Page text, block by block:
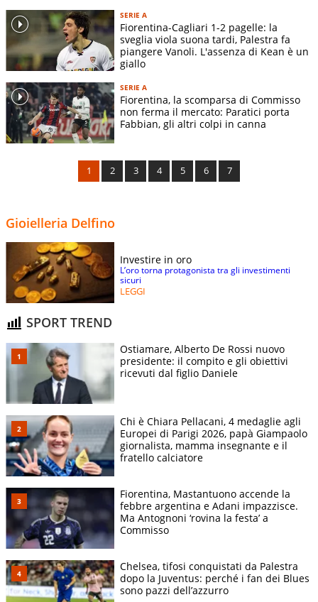
SERIE A
Fiorentina-Cagliari 1-2 pagelle: la
sveglia viola suona tardi, Palestra fa
piangere Vanoli. L'assenza di Kean è un
giallo
SERIE A
Fiorentina, la scomparsa di Commisso
non ferma il mercato: Paratici porta
Fabbian, gli altri colpi in canna
1 2 3 4 5 6 7
Gioielleria Delfino
Investire in oro
L’oro torna protagonista tra gli investimenti
sicuri
LEGGI
SPORT TREND
Ostiamare, Alberto De Rossi nuovo
presidente: il compito e gli obiettivi
ricevuti dal figlio Daniele
Chi è Chiara Pellacani, 4 medaglie agli
Europei di Parigi 2026, papà Giampaolo
giornalista, mamma insegnante e il
fratello calciatore
Fiorentina, Mastantuono accende la
febbre argentina e Adani impazzisce.
Ma Antognoni ‘rovina la festa’ a
Commisso
Chelsea, tifosi conquistati da Palestra
dopo la Juventus: perché i fan dei Blues
sono pazzi dell’azzurro